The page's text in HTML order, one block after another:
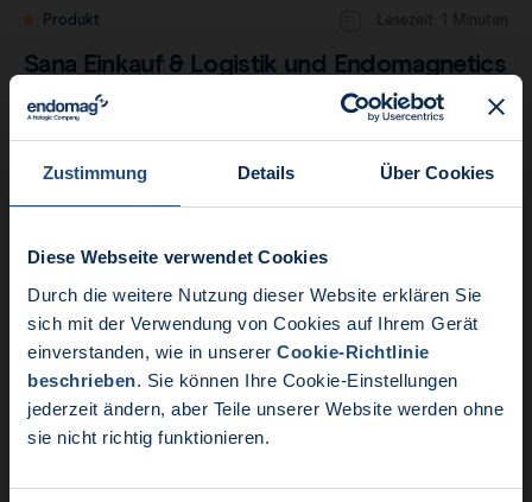
Zustimmung Details Über Cookies
Diese Webseite verwendet Cookies
Durch die weitere Nutzung dieser Website erklären Sie
sich mit der Verwendung von Cookies auf Ihrem Gerät
einverstanden, wie in unserer Cookie-Richtlinie
beschrieben. Sie können Ihre Cookie-Einstellungen
jederzeit ändern, aber Teile unserer Website werden ohne
sie nicht richtig funktionieren.
Produkt
Sana Einkauf & Logistik und Endomagnetics
GmbH: Rahmenvertrag im Bereich …
Aktuelle Nachrichten:
Endomag ist Teil von